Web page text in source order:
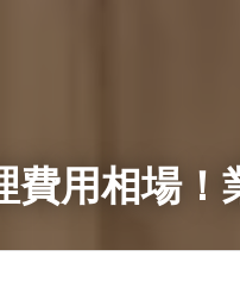
費用相場